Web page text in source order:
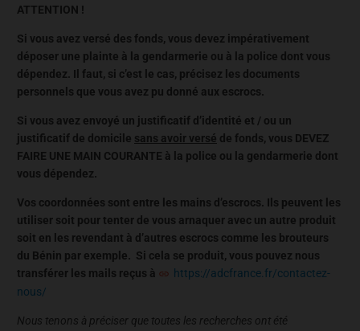
ATTENTION !
Si vous avez versé des fonds, vous devez impérativement
déposer une plainte à la gendarmerie ou à la police dont vous
dépendez. Il faut, si c’est le cas, précisez les documents
personnels que vous avez pu donné aux escrocs.
Si vous avez envoyé un justificatif d’identité et / ou un
justificatif de domicile sans avoir versé de fonds, vous DEVEZ
FAIRE UNE MAIN COURANTE à la police ou la gendarmerie dont
vous dépendez.
Vos coordonnées sont entre les mains d’escrocs. Ils peuvent les
utiliser soit pour tenter de vous arnaquer avec un autre produit
soit en les revendant à d’autres escrocs comme les brouteurs
du Bénin par exemple. Si cela se produit, vous pouvez nous
transférer les mails reçus à
https://adcfrance.fr/contactez-
nous/
Nous tenons à préciser que toutes les recherches ont été